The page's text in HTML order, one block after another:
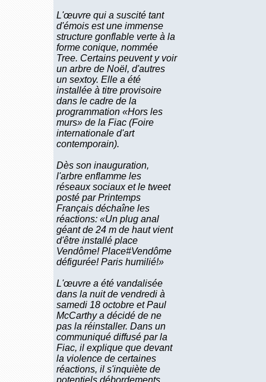
L'œuvre qui a suscité tant
d'émois est une immense
structure gonflable verte à la
forme conique, nommée
Tree. Certains peuvent y voir
un arbre de Noël, d'autres
un sextoy. Elle a été
installée à titre provisoire
dans le cadre de la
programmation «Hors les
murs» de la Fiac (Foire
internationale d'art
contemporain).
Dès son inauguration,
l'arbre enflamme les
réseaux sociaux et le tweet
posté par Printemps
Français déchaîne les
réactions: «Un plug anal
géant de 24 m de haut vient
d'être installé place
Vendôme! Place#Vendôme
défigurée! Paris humilié!»
L'œuvre a été vandalisée
dans la nuit de vendredi à
samedi 18 octobre et Paul
McCarthy a décidé de ne
pas la réinstaller. Dans un
communiqué diffusé par la
Fiac, il explique que devant
la violence de certaines
réactions, il s'inquiète de